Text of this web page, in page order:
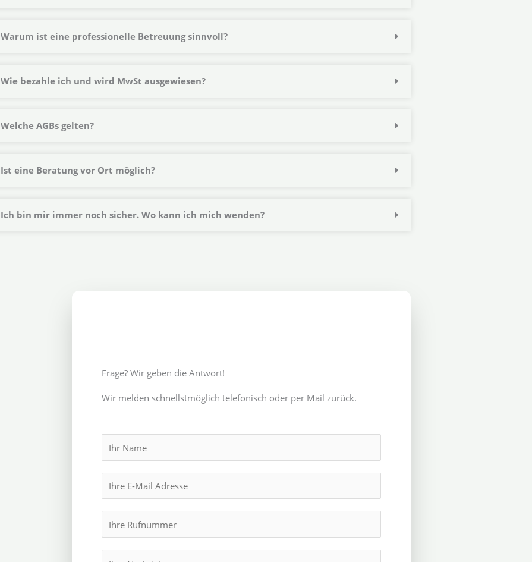
Warum ist eine professionelle Betreuung sinnvoll?
Wie bezahle ich und wird MwSt ausgewiesen?
Welche AGBs gelten?
Ist eine Beratung vor Ort möglich?
Ich bin mir immer noch sicher. Wo kann ich mich wenden?
Frage? Wir geben die Antwort!
Wir melden schnellstmöglich telefonisch oder per Mail zurück.
a
m
m
a
h
r